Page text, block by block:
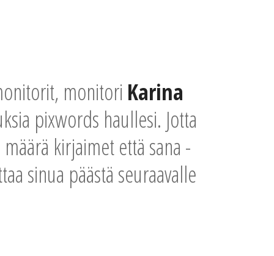
monitori Karina
pixwords haullesi. Jotta
kirjaimet että sana -
sinua päästä seuraavalle